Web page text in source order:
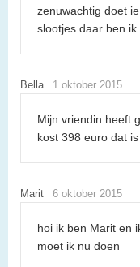
zenuwachtig doet
slootjes daar ben
Bella 1 oktober 2015
Mijn vriendin heeft
kost 398 euro dat is
Marit 6 oktober 2015
hoi ik ben Marit en
moet ik nu doen